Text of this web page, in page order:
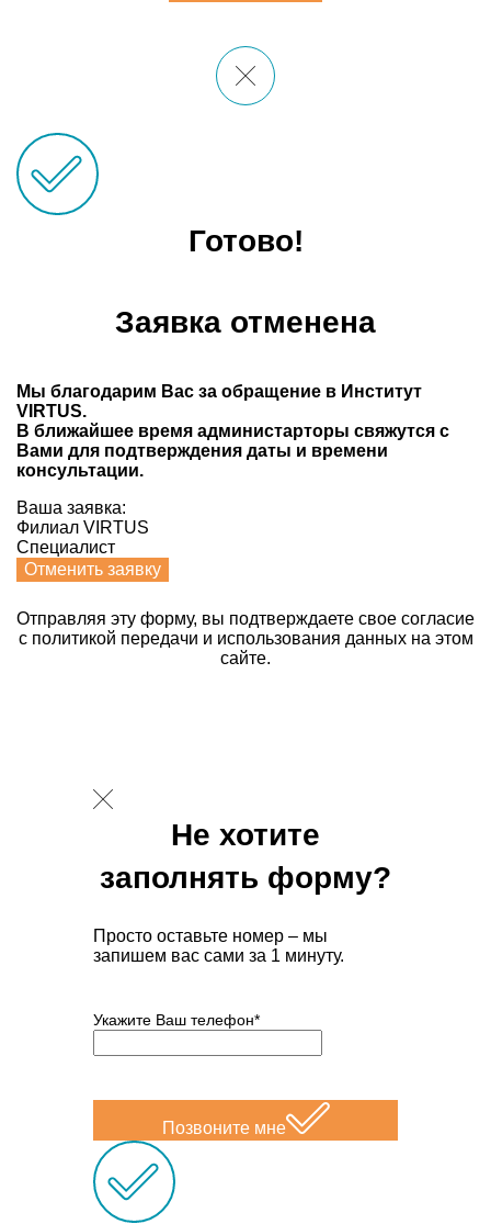
Готово!
Заявка отменена
Мы благодарим Вас за обращение в Институт
VIRTUS.
В ближайшее время администарторы свяжутся с
Вами для подтверждения даты и времени
консультации.
Ваша заявка:
Филиал VIRTUS
Специалист
Отменить заявку
Отправляя эту форму, вы подтверждаете свое согласие
с политикой передачи и использования данных на этом
сайте.
Не хотите
заполнять форму?
Просто оставьте номер – мы
запишем вас сами за 1 минуту.
Укажите Ваш телефон*
Позвоните мне